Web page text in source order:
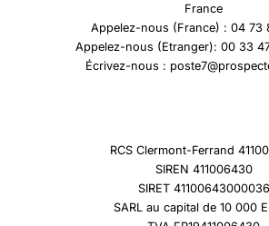
France
Appelez-nous (France) : 04 73
Appelez-nous (Etranger): 00 33
Écrivez-nous :
RCS Clermont-Ferrand
SIREN 411006430
SIRET 41100643000036
SARL au capital de 10 000